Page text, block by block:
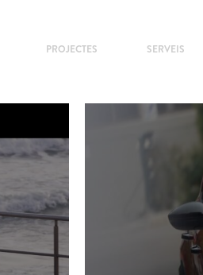
PROJECTES SERVEIS